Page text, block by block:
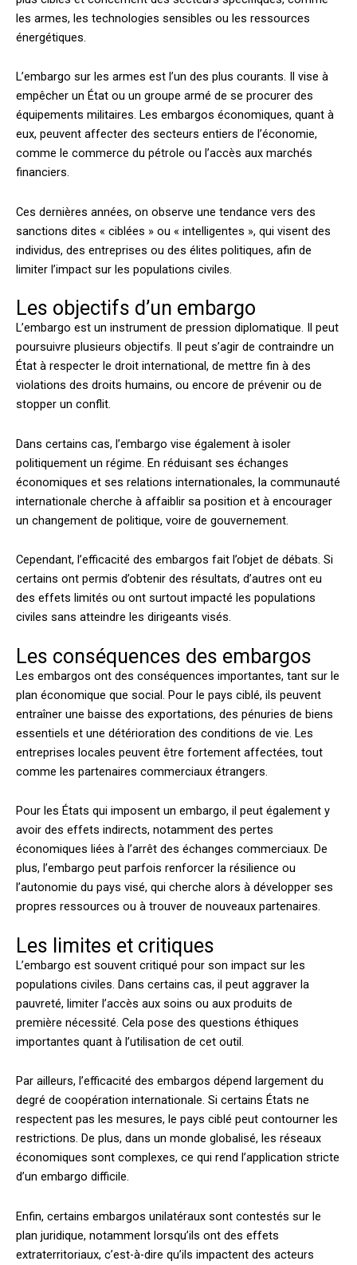
les armes, les technologies sensibles ou les ressources
énergétiques.
L’embargo sur les armes est l’un des plus courants. Il vise à
empêcher un État ou un groupe armé de se procurer des
équipements militaires. Les embargos économiques, quant à
eux, peuvent affecter des secteurs entiers de l’économie,
comme le commerce du pétrole ou l’accès aux marchés
financiers.
Ces dernières années, on observe une tendance vers des
sanctions dites « ciblées » ou « intelligentes », qui visent des
individus, des entreprises ou des élites politiques, afin de
limiter l’impact sur les populations civiles.
Les objectifs d’un embargo
L’embargo est un instrument de pression diplomatique. Il peut
poursuivre plusieurs objectifs. Il peut s’agir de contraindre un
État à respecter le droit international, de mettre fin à des
violations des droits humains, ou encore de prévenir ou de
stopper un conflit.
Dans certains cas, l’embargo vise également à isoler
politiquement un régime. En réduisant ses échanges
économiques et ses relations internationales, la communauté
internationale cherche à affaiblir sa position et à encourager
un changement de politique, voire de gouvernement.
Cependant, l’efficacité des embargos fait l’objet de débats. Si
certains ont permis d’obtenir des résultats, d’autres ont eu
des effets limités ou ont surtout impacté les populations
civiles sans atteindre les dirigeants visés.
Les conséquences des embargos
Les embargos ont des conséquences importantes, tant sur le
plan économique que social. Pour le pays ciblé, ils peuvent
entraîner une baisse des exportations, des pénuries de biens
essentiels et une détérioration des conditions de vie. Les
entreprises locales peuvent être fortement affectées, tout
comme les partenaires commerciaux étrangers.
Pour les États qui imposent un embargo, il peut également y
avoir des effets indirects, notamment des pertes
économiques liées à l’arrêt des échanges commerciaux. De
plus, l’embargo peut parfois renforcer la résilience ou
l’autonomie du pays visé, qui cherche alors à développer ses
propres ressources ou à trouver de nouveaux partenaires.
Les limites et critiques
L’embargo est souvent critiqué pour son impact sur les
populations civiles. Dans certains cas, il peut aggraver la
pauvreté, limiter l’accès aux soins ou aux produits de
première nécessité. Cela pose des questions éthiques
importantes quant à l’utilisation de cet outil.
Par ailleurs, l’efficacité des embargos dépend largement du
degré de coopération internationale. Si certains États ne
respectent pas les mesures, le pays ciblé peut contourner les
restrictions. De plus, dans un monde globalisé, les réseaux
économiques sont complexes, ce qui rend l’application stricte
d’un embargo difficile.
Enfin, certains embargos unilatéraux sont contestés sur le
plan juridique, notamment lorsqu’ils ont des effets
extraterritoriaux, c’est-à-dire qu’ils impactent des acteurs